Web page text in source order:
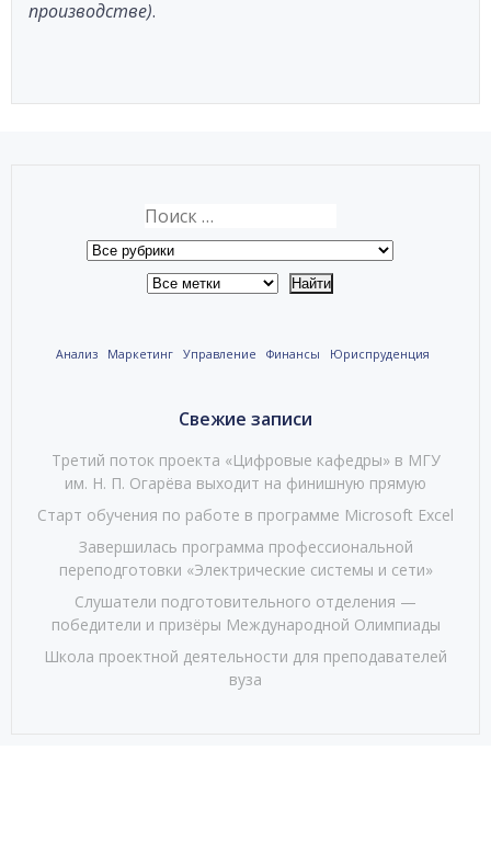
производстве).
Анализ Маркетинг Управление Финансы Юриспруденция
Свежие записи
Третий поток проекта «Цифровые кафедры» в МГУ
им. Н. П. Огарёва выходит на финишную прямую
Старт обучения по работе в программе Microsoft Excel
Завершилась программа профессиональной
переподготовки «Электрические системы и сети»
Слушатели подготовительного отделения —
победители и призёры Международной Олимпиады
Школа проектной деятельности для преподавателей
вуза